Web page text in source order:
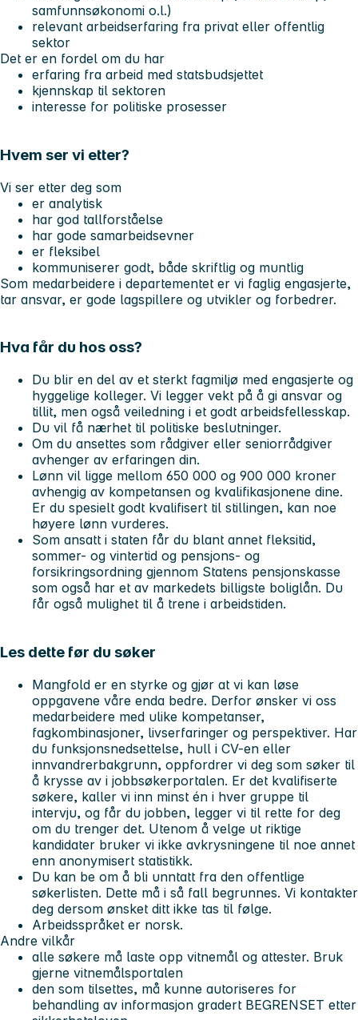
samfunnsøkonomi o.l.)
relevant arbeidserfaring fra privat eller offentlig
sektor
Det er en fordel om du har
erfaring fra arbeid med statsbudsjettet
kjennskap til sektoren
interesse for politiske prosesser
Hvem ser vi etter?
Vi ser etter deg som
er analytisk
har god tallforståelse
har gode samarbeidsevner
er fleksibel
kommuniserer godt, både skriftlig og muntlig
Som medarbeidere i departementet er vi faglig engasjerte,
tar ansvar, er gode lagspillere og utvikler og forbedrer.
Hva får du hos oss?
Du blir en del av et sterkt fagmiljø med engasjerte og
hyggelige kolleger. Vi legger vekt på å gi ansvar og
tillit, men også veiledning i et godt arbeidsfellesskap.
Du vil få nærhet til politiske beslutninger.
Om du ansettes som rådgiver eller seniorrådgiver
avhenger av erfaringen din.
Lønn vil ligge mellom 650 000 og 900 000 kroner
avhengig av kompetansen og kvalifikasjonene dine.
Er du spesielt godt kvalifisert til stillingen, kan noe
høyere lønn vurderes.
Som ansatt i staten får du blant annet fleksitid,
sommer- og vintertid og pensjons- og
forsikringsordning gjennom Statens pensjonskasse
som også har et av markedets billigste boliglån. Du
får også mulighet til å trene i arbeidstiden.
Les dette før du søker
Mangfold er en styrke og gjør at vi kan løse
oppgavene våre enda bedre. Derfor ønsker vi oss
medarbeidere med ulike kompetanser,
fagkombinasjoner, livserfaringer og perspektiver. Har
du funksjonsnedsettelse, hull i CV-en eller
innvandrerbakgrunn, oppfordrer vi deg som søker til
å krysse av i jobbsøkerportalen. Er det kvalifiserte
søkere, kaller vi inn minst én i hver gruppe til
intervju, og får du jobben, legger vi til rette for deg
om du trenger det. Utenom å velge ut riktige
kandidater bruker vi ikke avkrysningene til noe annet
enn anonymisert statistikk.
Du kan be om å bli unntatt fra den offentlige
søkerlisten. Dette må i så fall begrunnes. Vi kontakter
deg dersom ønsket ditt ikke tas til følge.
Arbeidsspråket er norsk.
Andre vilkår
alle søkere må laste opp vitnemål og attester. Bruk
gjerne vitnemålsportalen
den som tilsettes, må kunne autoriseres for
behandling av informasjon gradert BEGRENSET etter